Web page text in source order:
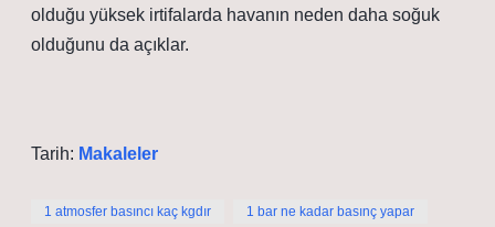
olduğu yüksek irtifalarda havanın neden daha soğuk
olduğunu da açıklar.
Tarih: Makaleler
1 atmosfer basıncı kaç kgdır 1 bar ne kadar basınç yapar